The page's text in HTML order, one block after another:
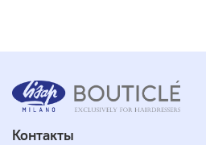
Контакты